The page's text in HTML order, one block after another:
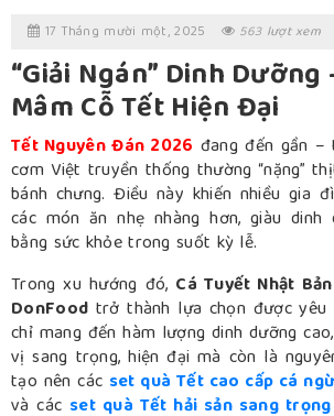
17 Tháng mười một, 2025 563 lượt xem
“Giải Ngán” Dinh
Mâm Cỗ Tết Hiện Đại
Tết Nguyên Đán 2026 đang đến gần
cơm Việt truyền thống thường “nặng”
bánh chưng. Điều này khiến nhiều gia
các món ăn nhẹ nhàng hơn, giàu
bằng sức khỏe trong suốt kỳ lễ.
Trong xu hướng đó, Cá Tuyết Nhật Bản
DonFood trở thành lựa chọn được yêu
chỉ mang đến hàm lượng dinh dưỡng
vị sang trọng, hiện đại mà còn là
tạo nên các set quà Tết cao cấp cá
và các set quà Tết hải sản sang